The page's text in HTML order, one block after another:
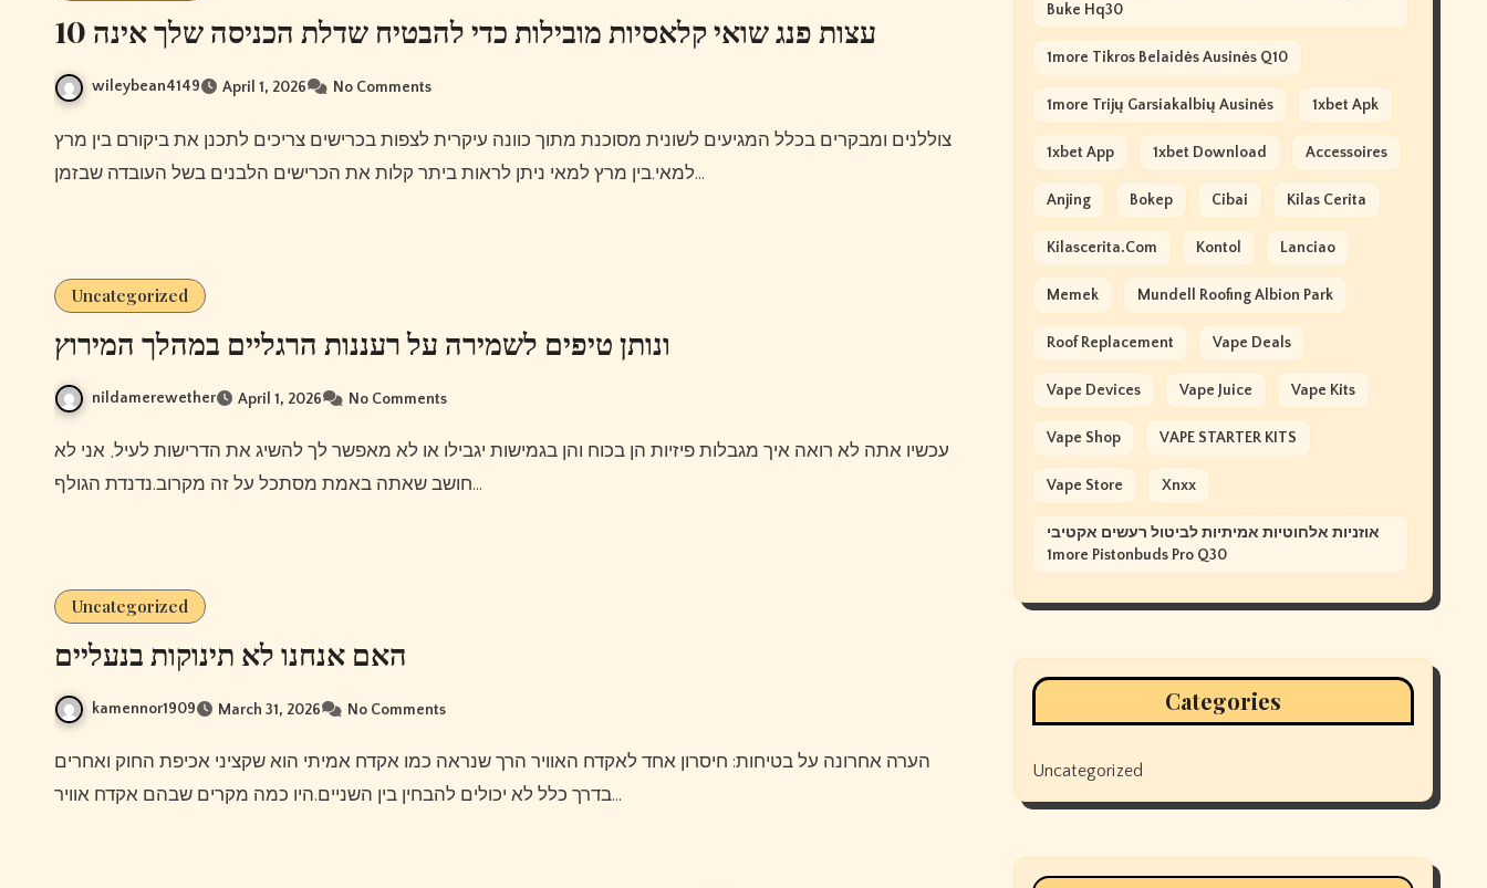
10 עצות פנג שואי קלאסיות מובילות כדי להבטיח שדלת הכניסה שלך אינה
wileybean4149 April 1, 2026 No Comments
צוללנים ומבקרים בכלל המגיעים לשונית מסוכנת מתוך כוונה עיקרית לצפות בכרישים צריכים לתכנן את ביקורם בין מרץ
למאי.בין מרץ למאי ניתן לראות ביתר קלות את הכרישים הלבנים בשל העובדה שבזמן…
Uncategorized
ונותן טיפים לשמירה על רעננות הרגליים במהלך המירוץ
nildamerewether April 1, 2026 No Comments
עכשיו אתה לא רואה איך מגבלות פיזיות הן בכוח והן בגמישות יגבילו או לא מאפשר לך להשיג את הדרישות לעיל, אני לא
חושב שאתה באמת מסתכל על זה מקרוב.נדנדת הגולף…
Uncategorized
האם אנחנו לא תינוקות בנעליים
kamennor1909 March 31, 2026 No Comments
הערה אחרונה על בטיחות: חיסרון אחד לאקדח האוויר הרך שנראה כמו אקדח אמיתי הוא שקציני אכיפת החוק ואחרים
בדרך כלל לא יכולים להבחין בין השניים.היו כמה מקרים שבהם אקדח אוויר…
Buke Hq30
1more Tikros Belaidės Ausinės Q10
1more Trijų Garsiakalbių Ausinės 1xbet Apk
1xbet App 1xbet Download Accessoires
Anjing Bokep Cibai Kilas Cerita
Kilascerita.com Kontol Lanciao
Memek Mundell Roofing Albion Park
Roof Replacement Vape Deals
Vape Devices Vape Juice Vape Kits
Vape Shop VAPE STARTER KITS
Vape Store Xnxx
אוזניות אלחוטיות אמיתיות לביטול רעשים אקטיבי
1more Pistonbuds Pro Q30
Categories
Uncategorized